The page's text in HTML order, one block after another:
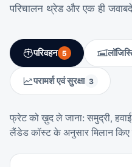
परिचालन थ्रेड और एक ही
परिवहन 5
परामर्श एवं सुरक्षा 3
फ्रेट को ख़ुद ले जाना: समुद्री,
लैंडेड कॉस्ट के अनुसार मिलान किए